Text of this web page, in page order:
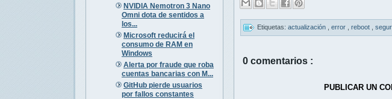
NVIDIA Nemotron 3 Nano
Omni dota de sentidos a
los...
Microsoft reducirá el
consumo de RAM en
Windows
Alerta por fraude que roba
cuentas bancarias con M...
GitHub pierde usuarios
por fallos constantes
Etiquetas: actualización error reboot
0 comentarios :
PUBLICAR UN